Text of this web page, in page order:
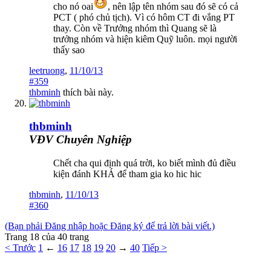
cho nó oai
, nên lập tên nhóm sau đó sẽ có cả
PCT ( phó chủ tịch). Vì có hôm CT đi vắng PT
thay. Còn về Trưởng nhóm thì Quang sẽ là
trưởng nhóm và hiện kiêm Quỹ luôn. mọi người
thấy sao
leetruong, 11/10/13
#359
thbminh thích bài này.
thbminh
VĐV Chuyên Nghiệp
Chết cha qui định quá trời, ko biết mình đủ điều
kiện đánh KHÁ để tham gia ko hic hic
thbminh, 11/10/13
#360
(Bạn phải Đăng nhập hoặc Đăng ký để trả lời bài viết.)
Trang 18 của 40 trang
< Trước 1 ← 16 17 18 19 20 → 40 Tiếp >